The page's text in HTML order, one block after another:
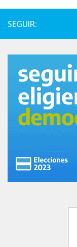
SEGUIR: